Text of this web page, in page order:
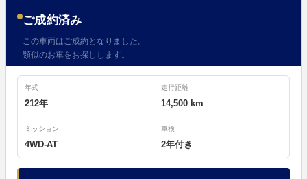
ご成約済み
この車両はご成約となりました。
類似のお車をお探しします。
年式
212年
走行距離
14,500 km
ミッション
4WD-AT
車検
2年付き